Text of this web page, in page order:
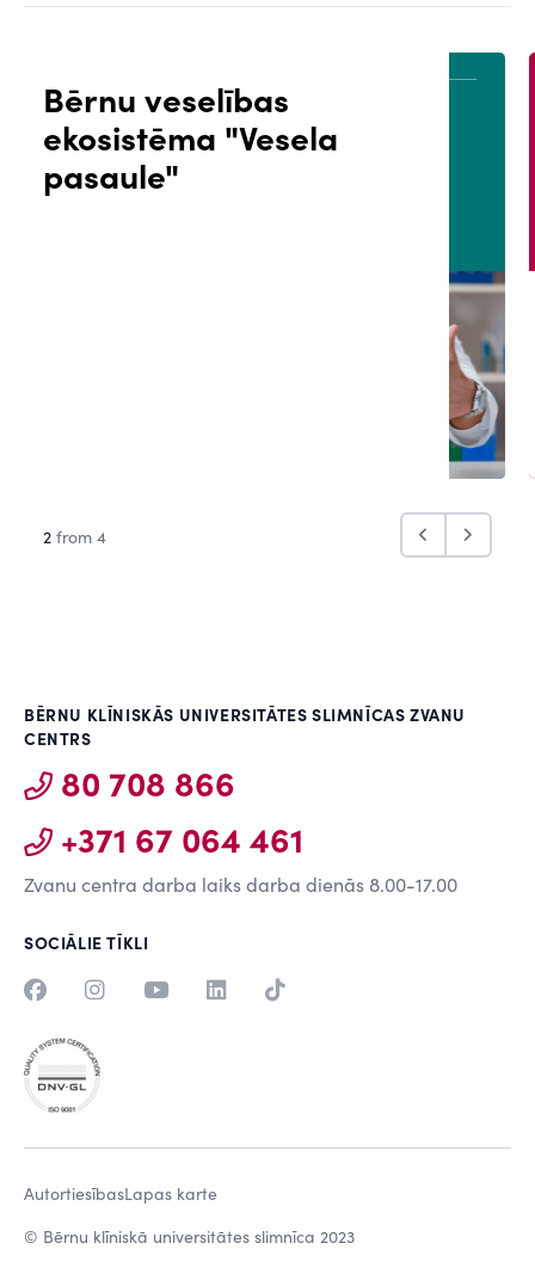
Bērnu veselības
ekosistēma "Vesela
pasaule"
PACIENTA PORTĀLS
2 from 4
BĒRNU KLĪNISKĀS UNIVERSITĀTES SLIMNĪCAS ZVANU
CENTRS
80 708 866
+371 67 064 461
Zvanu centra darba laiks darba dienās 8.00-17.00
SOCIĀLIE TĪKLI
© Bērnu klīniskā universitātes slimnīca 2023
AutortiesībasLapas karte